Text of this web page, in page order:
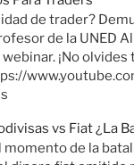
de trader?
de la UNED
¡No olvides
vs Fiat ¿La
momento de la